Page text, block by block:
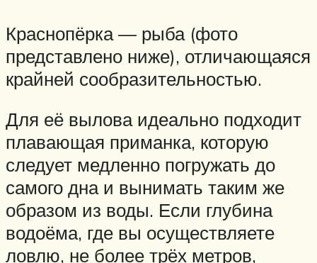
Краснопёрка — рыба (фото
представлено ниже), отличающаяся
крайней сообразительностью.
Для её вылова идеально подходит
плавающая приманка, которую
следует медленно погружать до
самого дна и вынимать таким же
образом из воды. Если глубина
водоёма, где вы осуществляете
ловлю, не более трёх метров,